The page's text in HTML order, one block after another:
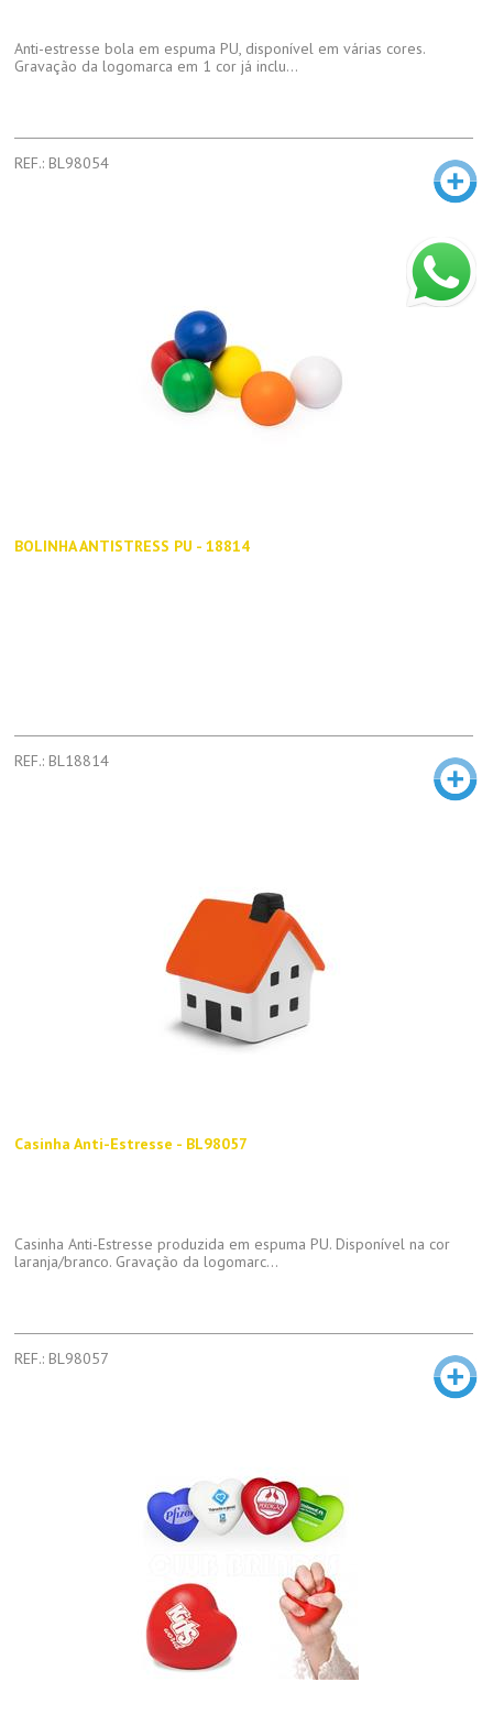
Anti-estresse bola em espuma PU, disponível em várias cores.
Gravação da logomarca em 1 cor já inclu...
REF.: BL98054
BOLINHA ANTISTRESS PU - 18814
REF.: BL18814
Casinha Anti-Estresse - BL98057
Casinha Anti-Estresse produzida em espuma PU. Disponível na cor
laranja/branco. Gravação da logomarc...
REF.: BL98057